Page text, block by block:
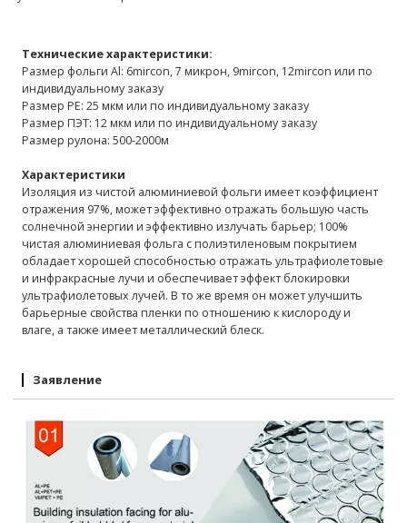
Технические характеристики:
Размер фольги Al: 6mircon, 7 микрон, 9mircon, 12mircon или по
индивидуальному заказу
Размер PE: 25 мкм или по индивидуальному заказу
Размер ПЭТ: 12 мкм или по индивидуальному заказу
Размер рулона: 500-2000м
Характеристики
Изоляция из чистой алюминиевой фольги имеет коэффициент
отражения 97%, может эффективно отражать большую часть
солнечной энергии и эффективно излучать барьер; 100%
чистая алюминиевая фольга с полиэтиленовым покрытием
обладает хорошей способностью отражать ультрафиолетовые
и инфракрасные лучи и обеспечивает эффект блокировки
ультрафиолетовых лучей. В то же время он может улучшить
барьерные свойства пленки по отношению к кислороду и
влаге, а также имеет металлический блеск.
Заявление